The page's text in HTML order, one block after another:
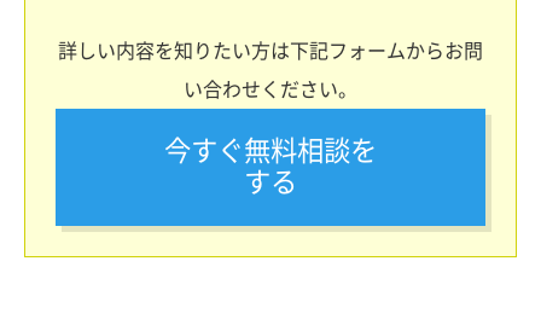
詳しい内容を知りたい方は下記フォームからお問
い合わせください。
今すぐ無料相談を
する